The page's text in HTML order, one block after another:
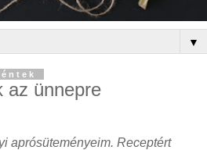
▼
az ünnepre
aprósüteményeim. Receptért